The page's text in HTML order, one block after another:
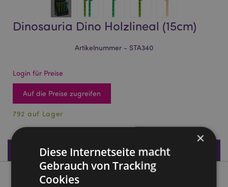
Dinosauria Dino Holzlineal (15cm)
Artikelnummer - STA340
Login für Preise
Auf die Preise zugreifen
792 auf Lager
Produktdaten
Produktbeschreibung
×
Diese Internetseite macht
Gebrauch von Tracking
Cookies